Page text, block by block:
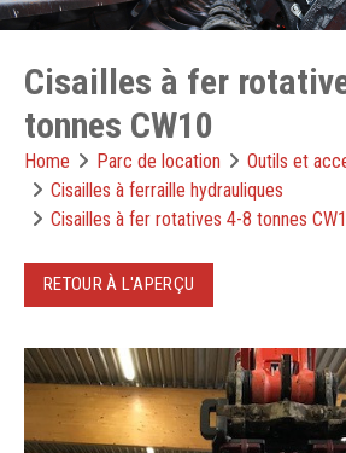
Cisailles à fer
tonnes CW10
Home Parc de location
Outils et
Cisailles à ferraille hydrauliques
Cisailles à fer rotatives 4-8 tonnes
RETOUR À L'APERÇU